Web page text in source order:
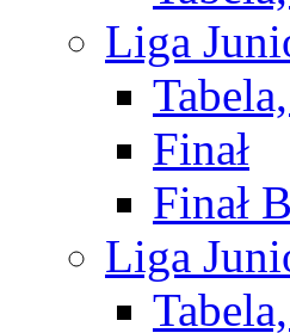
Liga
Finał
Finał B
Liga